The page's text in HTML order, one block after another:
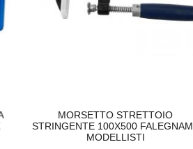
MORSETTO STRETTOIO
STRINGENTE 100X500 FALEGNAME
MODELLISTI